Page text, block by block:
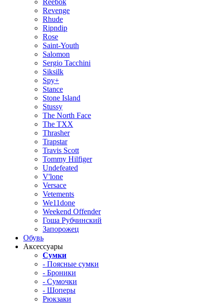
Reebok
Revenge
Rhude
Ripndip
Rose
Saint-Youth
Salomon
Sergio Tacchini
Siksilk
Spy+
Stance
Stone Island
Stussy
The North Face
The TXX
Thrasher
Trapstar
Travis Scott
Tommy Hilfiger
Undefeated
V'lone
Versace
Vetements
We11done
Weekend Offender
Гоша Рубчинский
Запорожец
Обувь
Аксессуары
Сумки
- Поясные сумки
- Броники
- Сумочки
- Шоперы
Рюкзаки